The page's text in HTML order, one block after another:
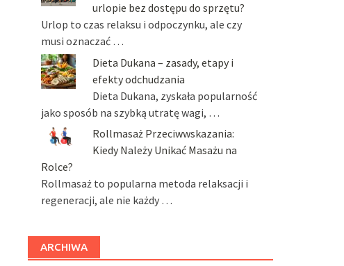
urlopie bez dostępu do sprzętu?
Urlop to czas relaksu i odpoczynku, ale czy
musi oznaczać …
Dieta Dukana – zasady, etapy i
efekty odchudzania
Dieta Dukana, zyskała popularność
jako sposób na szybką utratę wagi, …
Rollmasaż Przeciwwskazania:
Kiedy Należy Unikać Masażu na
Rolce?
Rollmasaż to popularna metoda relaksacji i
regeneracji, ale nie każdy …
ARCHIWA